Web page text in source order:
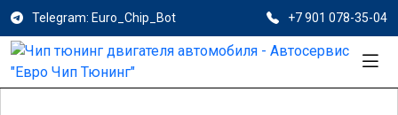
Telegram: Euro_Chip_Bot +7 901 078-35-04